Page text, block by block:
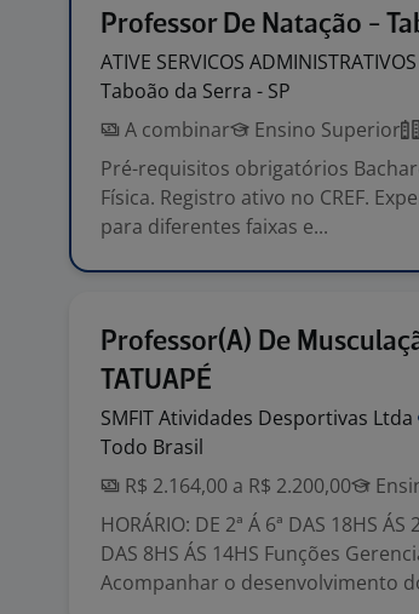
Professor De Natação -
ATIVE SERVICOS ADMINISTRATIVOS
Taboão da Serra - SP
A combinar
Ensino Superior
Pré-requisitos obrigatórios
Física. Registro ativo no CREF.
para diferentes faixas e...
Professor(A) De
TATUAPÉ
SMFIT Atividades Desportivas Ltda
Todo Brasil
R$ 2.164,00 a R$ 2.200,00
HORÁRIO: DE 2ª Á 6ª DAS 18HS ÁS
DAS 8HS ÁS 14HS Funções
Acompanhar o desenvolvimento